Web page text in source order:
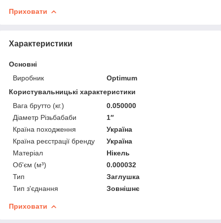
Приховати
Характеристики
Основні
Виробник
Optimum
Користувальницькі характеристики
Вага брутто (кг.)
0.050000
Діаметр Різьбабаби
1″
Країна походження
Україна
Країна реєстрації бренду
Україна
Матеріал
Нікель
Об'єм (м³)
0.000032
Тип
Заглушка
Тип з'єднання
Зовнішнє
Приховати